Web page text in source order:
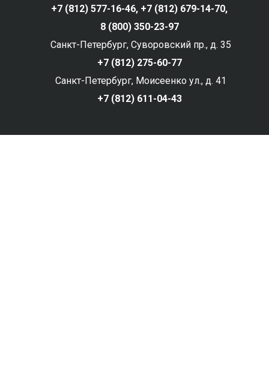
+7 (812) 577-16-46, +7 (812) 679-14-70,
8 (800) 350-23-97
Санкт-Петербург, Суворовский пр., д. 35
+7 (812) 275-60-77
Санкт-Петербург, Моисеенко ул., д. 41
+7 (812) 611-04-43